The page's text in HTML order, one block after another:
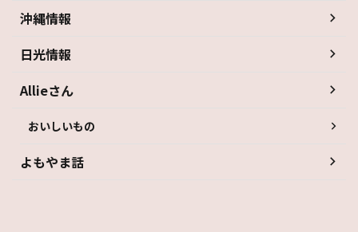
沖縄情報
日光情報
Allieさん
おいしいもの
よもやま話